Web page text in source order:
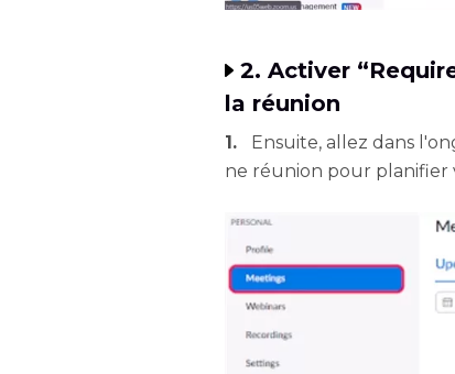
2. Activer
la réunion
1.
Ensuite, allez dans
ne réunion pour planifier